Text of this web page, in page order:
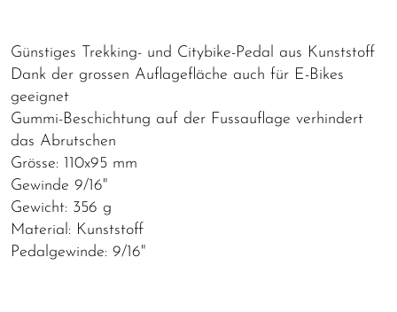
Günstiges Trekking- und Citybike-Pedal aus Kunststoff
Dank der grossen Auflagefläche auch für E-Bikes
geeignet
Gummi-Beschichtung auf der Fussauflage verhindert
das Abrutschen
Grösse: 110x95 mm
Gewinde 9/16"
Gewicht: 356 g
Material: Kunststoff
Pedalgewinde: 9/16"